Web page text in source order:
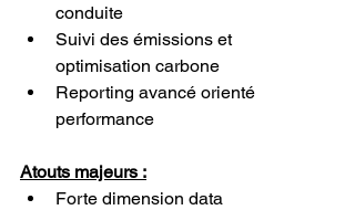
conduite
Suivi des émissions et
optimisation carbone
Reporting avancé orienté
performance
Atouts majeurs :
Forte dimension data